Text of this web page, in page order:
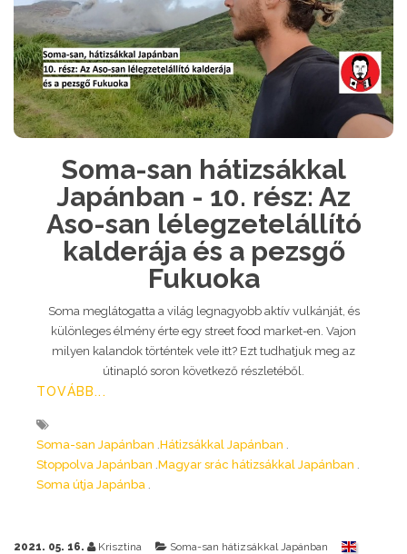
Soma-san hátizsákkal
Japánban - 10. rész: Az
Aso-san lélegzetelállító
kalderája és a pezsgő
Fukuoka
Soma meglátogatta a világ legnagyobb aktív vulkánját, és
különleges élmény érte egy street food market-en. Vajon
milyen kalandok történtek vele itt? Ezt tudhatjuk meg az
útinapló soron következő részletéből.
TOVÁBB...
Soma-san Japánban Hátizsákkal Japánban
Stoppolva Japánban Magyar srác hátizsákkal Japánban
Soma útja Japánba
2021. 05. 16. Krisztina Soma-san hátizsákkal Japánban